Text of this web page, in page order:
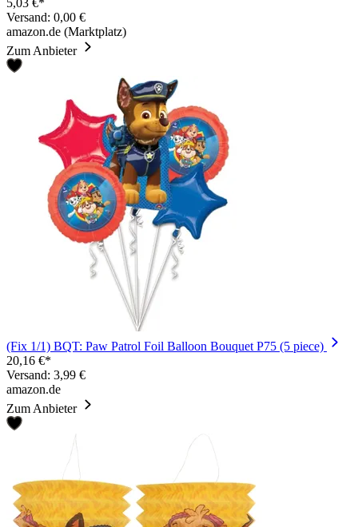
5,03 €*
Versand: 0,00 €
amazon.de (Marktplatz)
Zum Anbieter
(Fix 1/1) BQT: Paw Patrol Foil Balloon Bouquet P75 (5 piece)
20,16 €*
Versand: 3,99 €
amazon.de
Zum Anbieter